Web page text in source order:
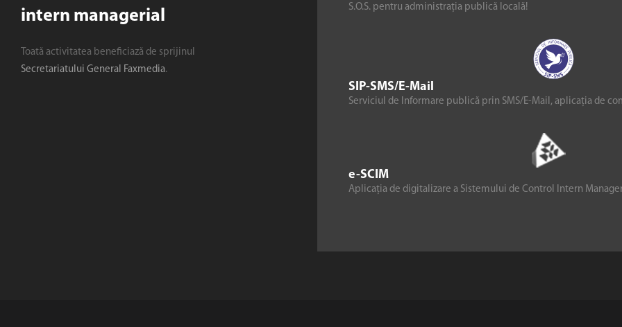
intern managerial
Toată activitatea beneficiază de sprijinul
Secretariatului General Faxmedia.
S.O.S. pentru administrația publică locală!
SIP-SMS/E-Mail
Serviciul de Informare publică prin SMS/E-Mail, aplicația de
e-SCIM
Aplicația de digitalizare a Sistemului de Control Intern